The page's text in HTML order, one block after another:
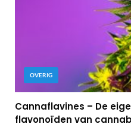
OVERIG
Cannaflavines – De
flavonoïden van